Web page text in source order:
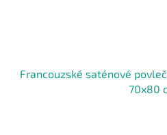
Francouzské saténové
70x80